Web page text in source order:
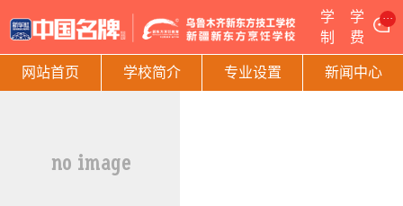
学
制
学
费
···
网站首页 学校简介 专业设置 新闻中心